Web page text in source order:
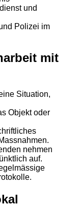
und
Polizei im
mit
Situation,
Objekt oder
nehmen
auf.